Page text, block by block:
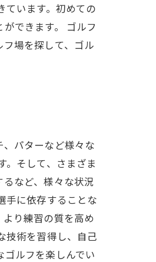
ています。初めての
できます。 ゴルフ
場を探して、ゴル
パターなど様々な
そして、さまざま
など、様々な状況
手に依存することな
り練習の質を高め
技術を習得し、自己
ルフを楽しんでい